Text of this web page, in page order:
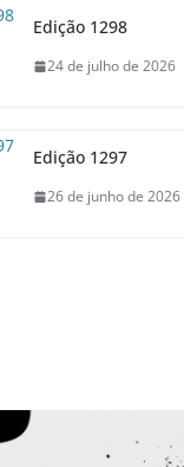
Edição 1298
24 de julho de 2026
Edição 1297
26 de junho de 2026